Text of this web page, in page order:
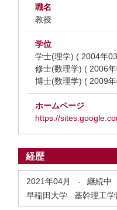
職名
教授
学位
学士(理学) ( 2004年
修士(数理学) ( 2006
博士(数理学) ( 2009
ホームページ
https://
経歴
2021年04月 -
継続中
早稲田大学 基幹理工